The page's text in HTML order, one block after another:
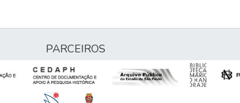
PARCEIROS